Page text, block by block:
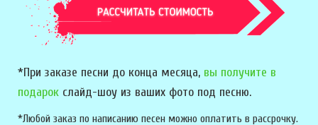
*При заказе песни до конца месяца, вы получите в
подарок слайд-шоу из ваших фото под песню.
*Любой заказ по написанию песен можно оплатить в рассрочку.